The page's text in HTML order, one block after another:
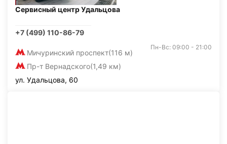
Сервисный центр Удальцова
+7 (499) 110-86-79
Мичуринский проспект(116 м)
Пр-т Вернадского(1,49 км)
Пн-Вс: 09:00 - 21:00
ул. Удальцова, 60